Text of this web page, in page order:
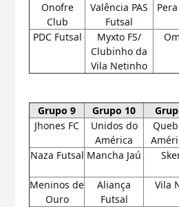
Onofre
Club
Valência PAS
Futsal
PDC Futsal
Myxto FS/
Clubinho da
Vila Netinho
Grupo 9 Grupo 10
Jhones FC
Unidos do
América
Naza Futsal Mancha Jaú
Meninos de
Ouro
Aliança
Futsal
Vila